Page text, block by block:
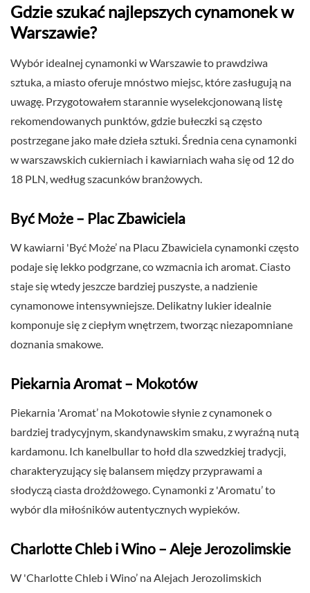
Gdzie szukać najlepszych cynamonek w
Warszawie?
Wybór idealnej cynamonki w Warszawie to prawdziwa
sztuka, a miasto oferuje mnóstwo miejsc, które zasługują na
uwagę. Przygotowałem starannie wyselekcjonowaną listę
rekomendowanych punktów, gdzie bułeczki są często
postrzegane jako małe dzieła sztuki. Średnia cena cynamonki
w warszawskich cukierniach i kawiarniach waha się od 12 do
18 PLN, według szacunków branżowych.
Być Może – Plac Zbawiciela
W kawiarni 'Być Może’ na Placu Zbawiciela cynamonki często
podaje się lekko podgrzane, co wzmacnia ich aromat. Ciasto
staje się wtedy jeszcze bardziej puszyste, a nadzienie
cynamonowe intensywniejsze. Delikatny lukier idealnie
komponuje się z ciepłym wnętrzem, tworząc niezapomniane
doznania smakowe.
Piekarnia Aromat – Mokotów
Piekarnia 'Aromat’ na Mokotowie słynie z cynamonek o
bardziej tradycyjnym, skandynawskim smaku, z wyraźną nutą
kardamonu. Ich kanelbullar to hołd dla szwedzkiej tradycji,
charakteryzujący się balansem między przyprawami a
słodyczą ciasta drożdżowego. Cynamonki z 'Aromatu’ to
wybór dla miłośników autentycznych wypieków.
Charlotte Chleb i Wino – Aleje Jerozolimskie
W 'Charlotte Chleb i Wino’ na Alejach Jerozolimskich